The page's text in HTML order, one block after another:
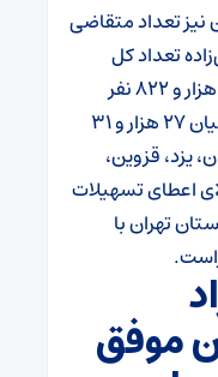
نیز تعداد متقاضی
تعداد کل
ثبت‌نام‌کنندگان وام ازدواج را ۳۳ هزار و ۸۲۲ نفر
عنوان کرده و گفت: آمار کل متقاضیان ۲۷ هزار و ۳۱
یزد، قزوین،
اعطای تسهیلات
تهران با
موفق